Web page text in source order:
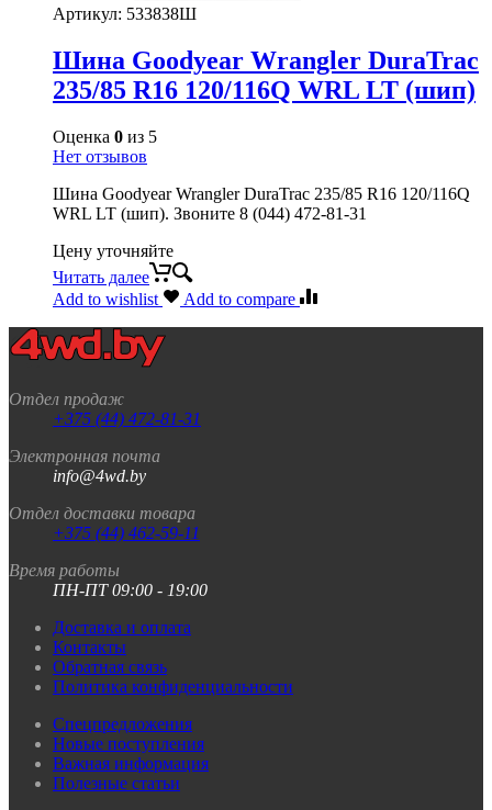
Артикул: 533838Ш
Шина Goodyear Wrangler DuraTrac
235/85 R16 120/116Q WRL LT (шип)
Оценка 0 из 5
Нет отзывов
Шина Goodyear Wrangler DuraTrac 235/85 R16 120/116Q
WRL LT (шип). Звоните 8 (044) 472-81-31
Цену уточняйте
Читать далее
Add to wishlist
Add to compare
Отдел продаж
+375 (44) 472-81-31
Электронная почта
info@4wd.by
Отдел доставки товара
+375 (44) 462-59-11
Время работы
ПН-ПТ 09:00 - 19:00
Доставка и оплата
Контакты
Обратная связь
Политика конфиденциальности
Спецпредложения
Новые поступления
Важная информация
Полезные статьи